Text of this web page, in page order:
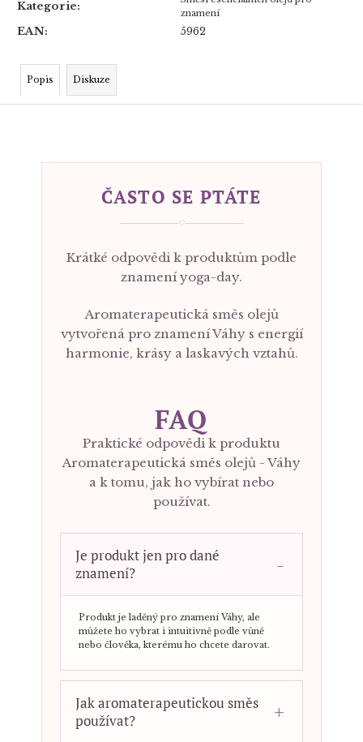
Kategorie:
znamení
EAN: 5962
Popis Diskuze
ČASTO SE PTÁTE
♡
Krátké odpovědi k produktům podle
znamení yoga-day.
Aromaterapeutická směs olejů
vytvořená pro znamení Váhy s energií
harmonie, krásy a laskavých vztahů.
FAQ
Praktické odpovědi k produktu
Aromaterapeutická směs olejů - Váhy
a k tomu, jak ho vybírat nebo
používat.
Je produkt jen pro dané
znamení?
Produkt je laděný pro znamení Váhy, ale
můžete ho vybrat i intuitivně podle vůně
nebo člověka, kterému ho chcete darovat.
Jak aromaterapeutickou směs
používat?